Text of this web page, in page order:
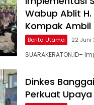
Wabup Ablit
Kompak Ambil
Berita Utama 22 Juni
Dinkes
Perkuat